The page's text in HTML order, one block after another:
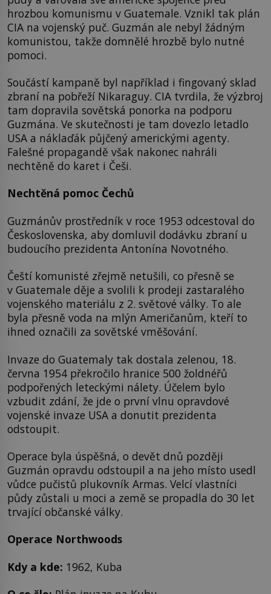
hrozbou komunismu v Guatemale. Vznikl tak plán
CIA na vojenský puč. Guzmán ale nebyl žádným
komunistou, takže domnělé hrozbě bylo nutné
pomoci.
Součástí kampaně byl například i fingovaný sklad
zbraní na pobřeží Nikaraguy. CIA tvrdila, že výzbroj
tam dopravila sovětská ponorka na podporu
Guzmána. Ve skutečnosti je tam dovezlo letadlo
USA a náklaďák půjčený americkými agenty.
Falešné propagandě však nakonec nahráli
nechtěně do karet i Češi.
Nechtěná pomoc Čechů
Guzmánův prostředník v roce 1953 odcestoval do
Československa, aby domluvil dodávku zbraní u
budoucího prezidenta Antonína Novotného.
Čeští komunisté zřejmě netušili, co přesně se
v Guatemale děje a svolili k prodeji zastaralého
vojenského materiálu z 2. světové války. To ale
byla přesně voda na mlýn Američanům, kteří to
ihned označili za sovětské vměšování.
Invaze do Guatemaly tak dostala zelenou, 18.
června 1954 překročilo hranice 500 žoldnéřů
podpořených leteckými nálety. Účelem bylo
vzbudit zdání, že jde o první vlnu opravdové
vojenské invaze USA a donutit prezidenta
odstoupit.
Operace byla úspěšná, o devět dnů později
Guzmán opravdu odstoupil a na jeho místo usedl
vůdce pučistů plukovník Armas. Velcí vlastníci
půdy zůstali u moci a země se propadla do 30 let
trvající občanské války.
Operace Northwoods
Kdy a kde: 1962, Kuba